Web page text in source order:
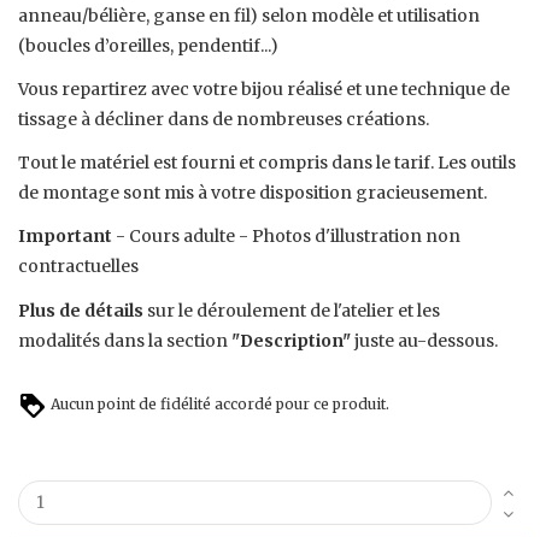
anneau/bélière, ganse en fil) selon modèle et utilisation
(boucles d’oreilles, pendentif...)
Vous repartirez avec votre bijou réalisé et une technique de
tissage à décliner dans de nombreuses créations.
Tout le matériel est fourni et compris dans le tarif. Les outils
de montage sont mis à votre disposition gracieusement.
Important - Cours adulte - Photos d'illustration non
contractuelles
Plus de détails sur le déroulement de l'atelier et les
modalités dans la section "Description"juste au-dessous.
Aucun point de fidélité accordé pour ce produit.